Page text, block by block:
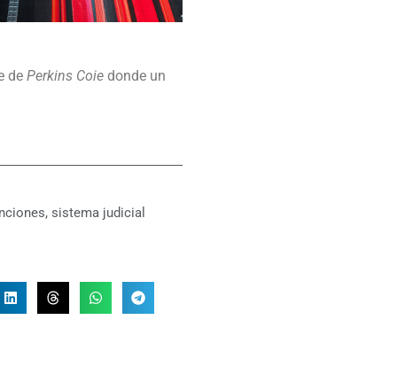
dePerkins Coie donde un
, sistema judicial